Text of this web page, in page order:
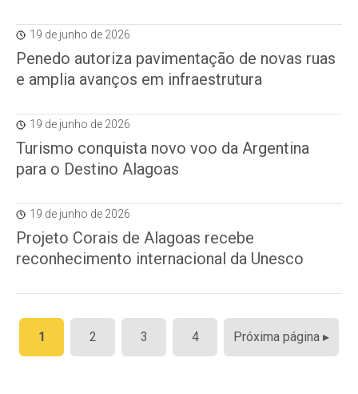
19 de junho de 2026
Penedo autoriza pavimentação de novas ruas
e amplia avanços em infraestrutura
19 de junho de 2026
Turismo conquista novo voo da Argentina
para o Destino Alagoas
19 de junho de 2026
Projeto Corais de Alagoas recebe
reconhecimento internacional da Unesco
Paginação
de
1 2 3 4 Próxima página ▸